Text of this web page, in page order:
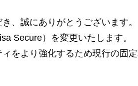
、誠にありがとうございます。
Secure）を変更いたします。
をより強化するため現行の固